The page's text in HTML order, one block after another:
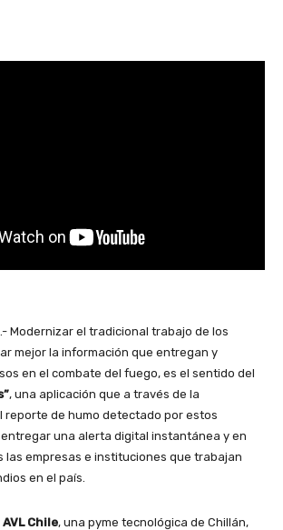
Modernizar el tradicional trabajo de los
mejor la información que entregan y
en el combate del fuego, es el sentido del
, una aplicación que a través de la
reporte de humo detectado por estos
una alerta digital instantánea y en
las empresas e instituciones que trabajan
en el país.
AVL Chile, una pyme tecnológica de Chillán,